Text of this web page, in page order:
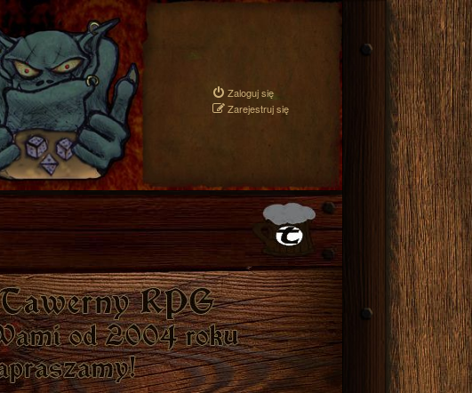
Zaloguj się
Zarejestruj się